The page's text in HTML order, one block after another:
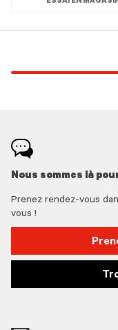
Nous sommes là
Prenez rendez-vous
vous !